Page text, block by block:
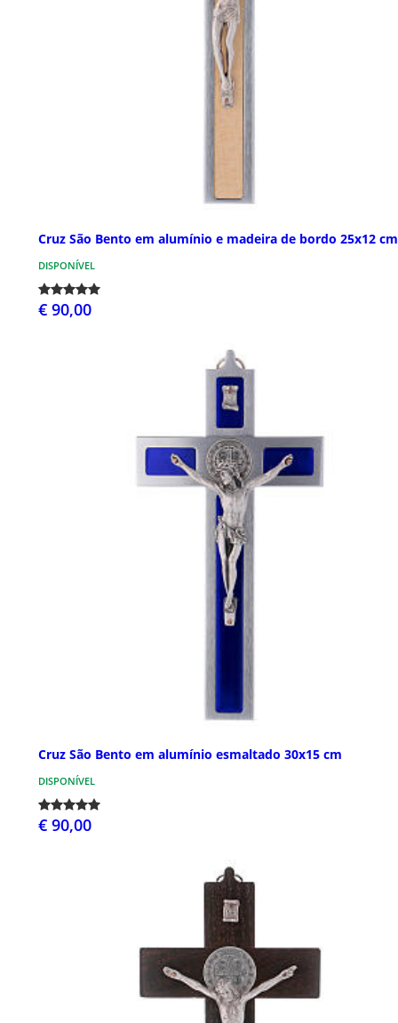
Cruz São Bento em alumínio e madeira de bordo 25x12 cm
DISPONÍVEL
€ 90,00
Cruz São Bento em alumínio esmaltado 30x15 cm
DISPONÍVEL
€ 90,00